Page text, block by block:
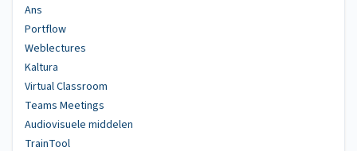
Ans
Portflow
Weblectures
Kaltura
Virtual Classroom
Teams Meetings
Audiovisuele middelen
TrainTool